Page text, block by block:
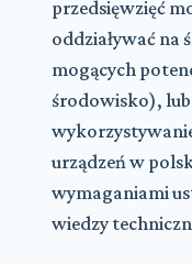
przedsięwzięć
oddziaływać na
mogących
środowisko),
urządzeń w
wymaganiami
wiedzy